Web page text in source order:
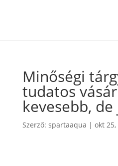
Minőségi
tudatos
kevesebb,
Szerző: spartaaqua | okt 25,